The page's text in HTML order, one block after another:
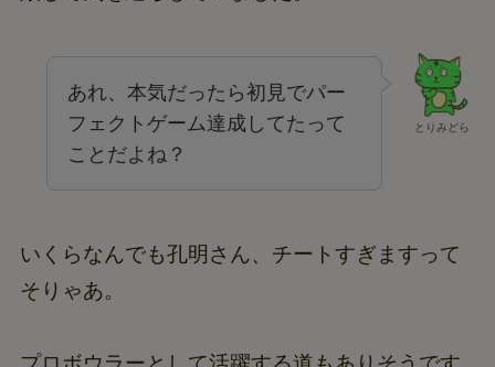
とりみどら
あれ、本気だったら初見でパー
フェクトゲーム達成してたって
ことだよね？
いくらなんでも孔明さん、チートすぎますって
そりゃあ。